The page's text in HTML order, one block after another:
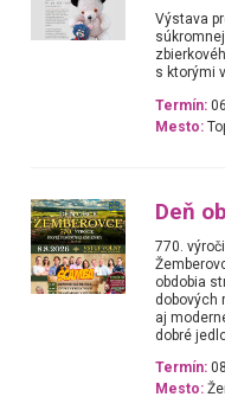
Výstava
s ktorými
Termín:
Mesto:
Deň
770.
obdobia
dobových
aj
dobré
Termín:
Mesto: